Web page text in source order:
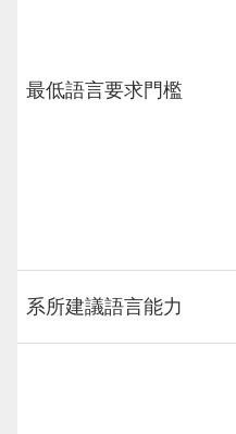
最低語言要求門檻
系所建議語言能力